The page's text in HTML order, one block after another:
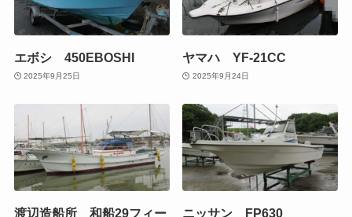
エボシ 450EBOSHI
2025年9月25日
ヤマハ YF-21CC
2025年9月24日
渡辺造船所 和船29フィー
ニッサン FP630